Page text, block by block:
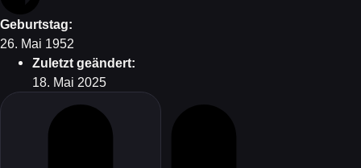
Geburtstag:
26. Mai 1952
Zuletzt geändert:
18. Mai 2025